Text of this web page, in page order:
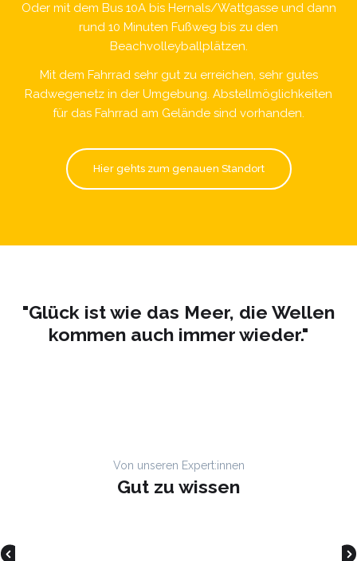
Oder mit dem Bus 10A bis Hernals/Wattgasse und dann
rund 10 Minuten Fußweg bis zu den
Beachvolleyballplätzen.
Mit dem Fahrrad sehr gut zu erreichen, sehr gutes
Radwegenetz in der Umgebung. Abstellmöglichkeiten
für das Fahrrad am Gelände sind vorhanden.
Hier gehts zum genauen Standort
"Glück ist wie das Meer, die Wellen
kommen auch immer wieder."
Von unseren Expert:innen
Gut zu wissen